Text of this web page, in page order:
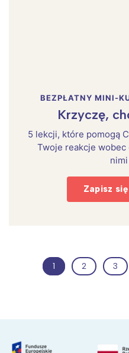
BEZPŁATNY MINI-
Krzyczę,
5 lekcji, które pomogą
Twoje reakcje
Zapisz
1 2 3